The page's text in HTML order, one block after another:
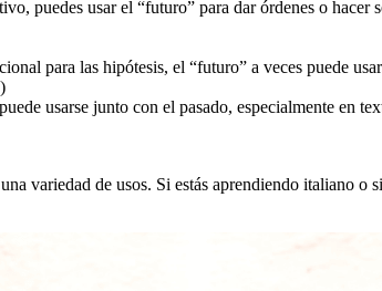
puedes usar el “futuro” para dar órdenes o
para las hipótesis, el “futuro” a veces puede
usarse junto con el pasado, especialmente en
variedad de usos. Si estás aprendiendo italiano o